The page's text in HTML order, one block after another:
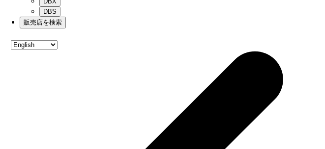
DBS
販売店を検索